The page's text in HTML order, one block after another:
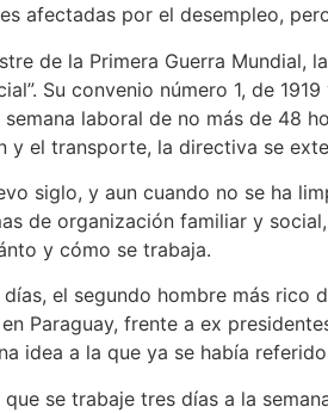
afectadas por el desempleo,
de la Primera Guerra Mundial,
Su convenio número 1, de
semana laboral de no más de 48
y el transporte, la directiva se
siglo, y aun cuando no se ha
de organización familiar y
y cómo se trabaja.
el segundo hombre más rico
Paraguay, frente a ex
idea a la que ya se había
que se trabaje tres días a la